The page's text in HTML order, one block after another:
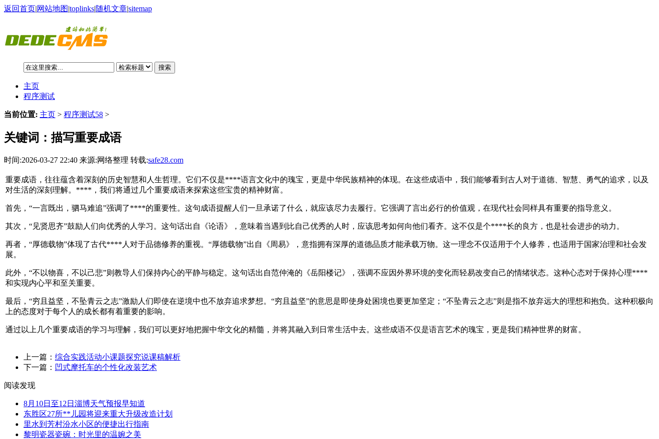
返回首页|网站地图|toplinks|随机文章|sitemap
搜索
主页
程序测试
当前位置: 主页 > 程序测试58 >
关键词：描写重要成语
时间:2026-03-27 22:40 来源:网络整理 转载:safe28.com
重要成语，往往蕴含着深刻的历史智慧和人生哲理。它们不仅是****语言文化中的瑰宝，更是中华民族精神的体现。在这些成语中，我们能够看到古人对于道德、智慧、勇气的追求，以及
对生活的深刻理解。****，我们将通过几个重要成语来探索这些宝贵的精神财富。
首先，“一言既出，驷马难追”强调了****的重要性。这句成语提醒人们一旦承诺了什么，就应该尽力去履行。它强调了言出必行的价值观，在现代社会同样具有重要的指导意义。
其次，“见贤思齐”鼓励人们向优秀的人学习。这句话出自《论语》，意味着当遇到比自己优秀的人时，应该思考如何向他们看齐。这不仅是个****长的良方，也是社会进步的动力。
再者，“厚德载物”体现了古代****人对于品德修养的重视。“厚德载物”出自《周易》，意指拥有深厚的道德品质才能承载万物。这一理念不仅适用于个人修养，也适用于国家治理和社会发
展。
此外，“不以物喜，不以己悲”则教导人们保持内心的平静与稳定。这句话出自范仲淹的《岳阳楼记》，强调不应因外界环境的变化而轻易改变自己的情绪状态。这种心态对于保持心理****
和实现内心平和至关重要。
最后，“穷且益坚，不坠青云之志”激励人们即使在逆境中也不放弃追求梦想。“穷且益坚”的意思是即使身处困境也要更加坚定；“不坠青云之志”则是指不放弃远大的理想和抱负。这种积极向
上的态度对于每个人的成长都有着重要的影响。
通过以上几个重要成语的学习与理解，我们可以更好地把握中华文化的精髓，并将其融入到日常生活中去。这些成语不仅是语言艺术的瑰宝，更是我们精神世界的财富。
上一篇： 综合实践活动小课题探究说课稿解析
下一篇： 凹式摩托车的个性化改装艺术
阅读发现
8月10日至12日淄博天气预报早知道
东胜区27所**儿园将迎来重大升级改造计划
里水到芳村汾水小区的便捷出行指南
黎明瓷器瓷碗：时光里的温婉之美